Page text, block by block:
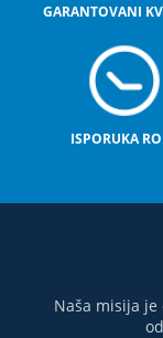
GARANTOVANI
ISPORUKA
Naša misija